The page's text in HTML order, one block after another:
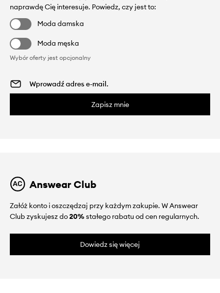
naprawdę Cię interesuje. Powiedz, czy jest to:
Moda damska
Moda męska
Wybór oferty jest opcjonalny
Zapisz mnie
Answear Club
Załóż konto i oszczędzaj przy każdym zakupie. W Answear
Club zyskujesz do20%stałego rabatu od cen regularnych.
Dowiedz się więcej